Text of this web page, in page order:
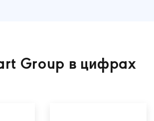
Group в цифрах